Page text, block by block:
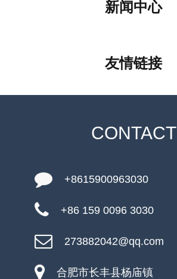
新闻中心
友情链接
CONTACT
+8615900963030
+86 159 0096 3030
273882042@qq.com
合肥市长丰县杨庙镇